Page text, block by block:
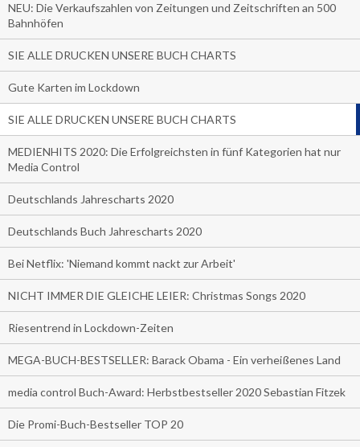
NEU: Die Verkaufszahlen von Zeitungen und Zeitschriften an 500
Bahnhöfen
SIE ALLE DRUCKEN UNSERE BUCH CHARTS
Gute Karten im Lockdown
SIE ALLE DRUCKEN UNSERE BUCH CHARTS
MEDIENHITS 2020: Die Erfolgreichsten in fünf Kategorien hat nur
Media Control
Deutschlands Jahrescharts 2020
Deutschlands Buch Jahrescharts 2020
Bei Netflix: 'Niemand kommt nackt zur Arbeit'
NICHT IMMER DIE GLEICHE LEIER: Christmas Songs 2020
Riesentrend in Lockdown-Zeiten
MEGA-BUCH-BESTSELLER: Barack Obama - Ein verheißenes Land
media control Buch-Award: Herbstbestseller 2020 Sebastian Fitzek
Die Promi-Buch-Bestseller TOP 20